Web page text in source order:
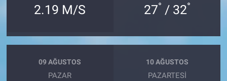
2.19 M/S 27° / 32°
09 AĞUSTOS
PAZAR
10 AĞUSTOS
PAZARTESI